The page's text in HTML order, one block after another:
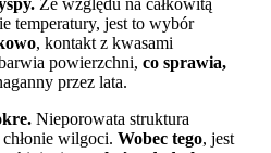
Ze względu na całkowitą
temperatury, jest to wybór
, kontakt z kwasami
powierzchni,co sprawia,
przez lata.
Nieporowata struktura
chłonie wilgoci.Wobec tego, jest